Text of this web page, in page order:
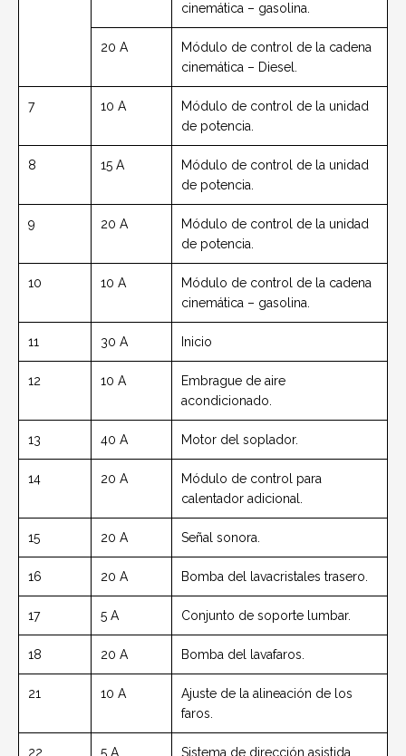
cinemática – gasolina.
20 A
Módulo de control de la cadena
cinemática – Diesel.
7 10 A
Módulo de control de la unidad
de potencia.
8 15 A
Módulo de control de la unidad
de potencia.
9 20 A
Módulo de control de la unidad
de potencia.
10 10 A
Módulo de control de la cadena
cinemática – gasolina.
11 30 A Inicio
12 10 A
Embrague de aire
acondicionado.
13 40 A Motor del soplador.
14 20 A
Módulo de control para
calentador adicional.
15 20 A Señal sonora.
16 20 A Bomba del lavacristales trasero.
17 5 A Conjunto de soporte lumbar.
18 20 A Bomba del lavafaros.
21 10 A
Ajuste de la alineación de los
faros.
22 5 A Sistema de dirección asistida